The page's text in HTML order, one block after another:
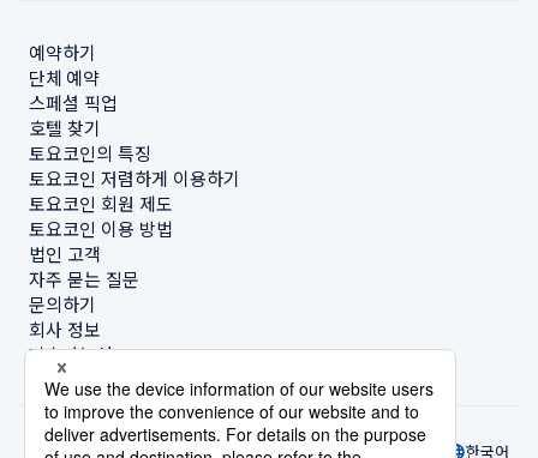
예약하기
단체 예약
스페셜 픽업
호텔 찾기
토요코인의 특징
토요코인 저렴하게 이용하기
토요코인 회원 제도
토요코인 이용 방법
법인 고객
자주 묻는 질문
문의하기
회사 정보
지속가능성
한국어